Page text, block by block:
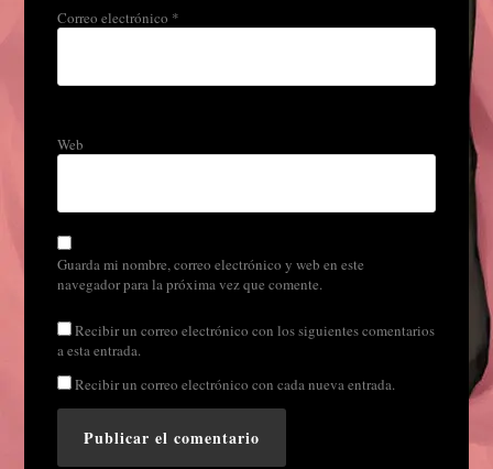
Correo electrónico *
Web
Guarda mi nombre, correo electrónico y web en este
navegador para la próxima vez que comente.
Recibir un correo electrónico con los siguientes comentarios
a esta entrada.
Recibir un correo electrónico con cada nueva entrada.